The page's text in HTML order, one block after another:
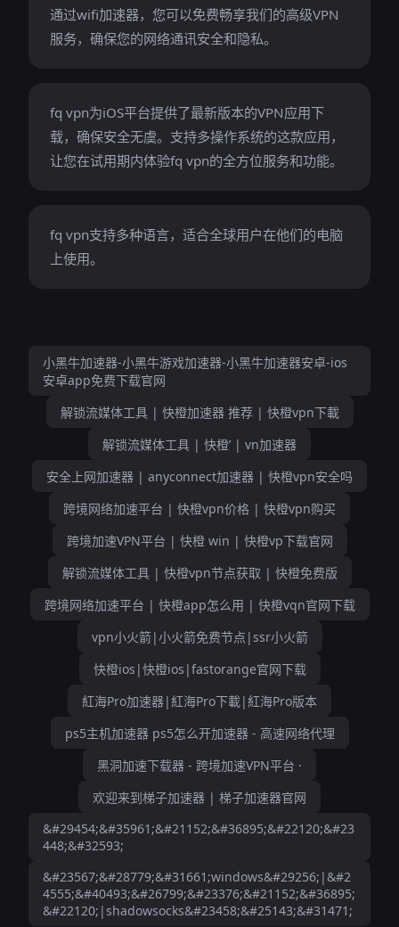
通过wifi加速器，您可以免费畅享我们的高级VPN
服务，确保您的网络通讯安全和隐私。
fq vpn为iOS平台提供了最新版本的VPN应用下
载，确保安全无虞。支持多操作系统的这款应用，
让您在试用期内体验fq vpn的全方位服务和功能。
fq vpn支持多种语言，适合全球用户在他们的电脑
上使用。
小黑牛加速器-小黑牛游戏加速器-小黑牛加速器安卓-ios
安卓app免费下载官网
解锁流媒体工具 | 快橙加速器 推荐 | 快橙vpn下載
解锁流媒体工具 | 快橙’ | vn加速器
安全上网加速器 | anyconnect加速器 | 快橙vpn安全吗
跨境网络加速平台 | 快橙vpn价格 | 快橙vpn购买
跨境加速VPN平台 | 快橙 win | 快橙vp下载官网
解锁流媒体工具 | 快橙vpn节点获取 | 快橙免费版
跨境网络加速平台 | 快橙app怎么用 | 快橙vqn官网下载
vpn小火箭|小火箭免费节点|ssr小火箭
快橙ios|快橙ios|fastorange官网下载
紅海Pro加速器|紅海Pro下載|紅海Pro版本
ps5主机加速器 ps5怎么开加速器 - 高速网络代理
黑洞加速下载器 - 跨境加速VPN平台 ·
欢迎来到梯子加速器 | 梯子加速器官网
&#29454;&#35961;&#21152;&#36895;&#22120;&#23
448;&#32593;
&#23567;&#28779;&#31661;windows&#29256;|&#2
4555;&#40493;&#26799;&#23376;&#21152;&#36895;
&#22120;|shadowsocks&#23458;&#25143;&#31471;